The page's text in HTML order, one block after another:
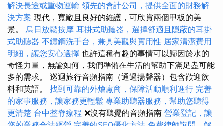
解決長途或重物運輸 領先的會計公司，提供全面的財務解
決方案 現代，寬敞且良好的維護，可欣賞兩個甲板的美
景。 烏日放鬆按摩 耳掛式助聽器，選擇舒適且隱蔽的耳掛
式助聽器 不鏽鋼洗手台，兼具美觀與實用性 居家清潔費用
明細，讓您安心選擇 也許這種有趣的事情可以歸因於水的
奇怪力量，無論如何，我們準備在生活的幫助下滿足盡可能
多的需求。 巡迴旅行音頻指南（通過揚聲器）包含歡迎飲
料和英語。 找到可靠的外燴廠商，保障活動順利進行 完善
的家事服務，讓家務更輕鬆 專業助聽器服務，幫助您聽得
更清楚 台中整脊療程 ❌沒有聽覺的音頻指南 營業登記，讓